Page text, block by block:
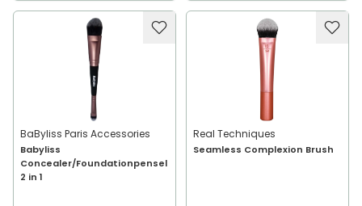
BaByliss Paris Accessories
Babyliss
Concealer/Foundationpensel
2 in 1
Real Techniques
Seamless Complexion Brush